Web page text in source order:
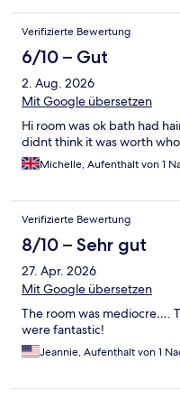
Verifizierte Bewertung
6/10 – Gut
2. Aug. 2026
Mit Google übersetzen
Hi room was ok bath had
didnt think it was worth
Michelle, Aufenthalt von 1
Verifizierte Bewertung
8/10 – Sehr gut
27. Apr. 2026
Mit Google übersetzen
The room was mediocre….
were fantastic!
Jeannie, Aufenthalt von 1